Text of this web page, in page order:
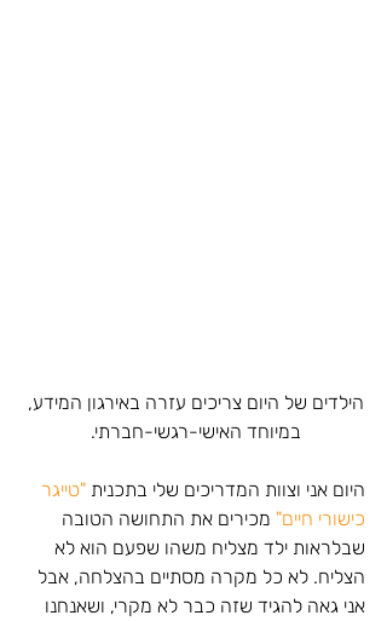
הילדים של היום צריכים עזרה באירגון המידע,
במיוחד האישי-רגשי-חברתי.
היום אני וצוות המדריכים שלי בתכנית "טייגר
כישורי חיים" מכירים את התחושה הטובה
שבלראות ילד מצליח משהו שפעם הוא לא
הצליח. לא כל מקרה מסתיים בהצלחה, אבל
אני גאה להגיד שזה כבר לא מקרי, ושאנחנו